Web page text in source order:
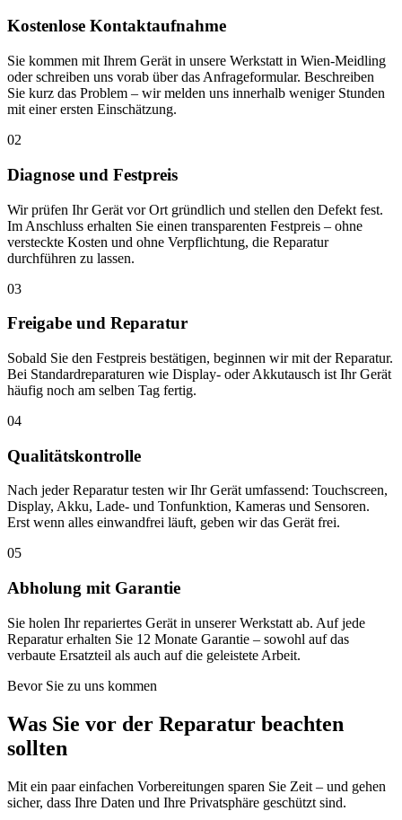
Kostenlose Kontaktaufnahme
Sie kommen mit Ihrem Gerät in unsere Werkstatt in Wien-Meidling
oder schreiben uns vorab über das Anfrageformular. Beschreiben
Sie kurz das Problem – wir melden uns innerhalb weniger Stunden
mit einer ersten Einschätzung.
02
Diagnose und Festpreis
Wir prüfen Ihr Gerät vor Ort gründlich und stellen den Defekt fest.
Im Anschluss erhalten Sie einen transparenten Festpreis – ohne
versteckte Kosten und ohne Verpflichtung, die Reparatur
durchführen zu lassen.
03
Freigabe und Reparatur
Sobald Sie den Festpreis bestätigen, beginnen wir mit der Reparatur.
Bei Standardreparaturen wie Display- oder Akkutausch ist Ihr Gerät
häufig noch am selben Tag fertig.
04
Qualitätskontrolle
Nach jeder Reparatur testen wir Ihr Gerät umfassend: Touchscreen,
Display, Akku, Lade- und Tonfunktion, Kameras und Sensoren.
Erst wenn alles einwandfrei läuft, geben wir das Gerät frei.
05
Abholung mit Garantie
Sie holen Ihr repariertes Gerät in unserer Werkstatt ab. Auf jede
Reparatur erhalten Sie 12 Monate Garantie – sowohl auf das
verbaute Ersatzteil als auch auf die geleistete Arbeit.
Bevor Sie zu uns kommen
Was Sie vor der Reparatur beachten
sollten
Mit ein paar einfachen Vorbereitungen sparen Sie Zeit – und gehen
sicher, dass Ihre Daten und Ihre Privatsphäre geschützt sind.